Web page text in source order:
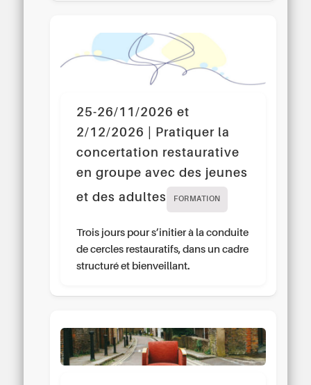
25-26/11/2026 et
2/12/2026 | Pratiquer la
concertation restaurative
en groupe avec des jeunes
et des adultes
FORMATION
Trois jours pour s’initier à la conduite
de cercles restauratifs, dans un cadre
structuré et bienveillant.